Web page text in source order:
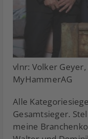
vlnr: Volker
MyHammerAG
Alle
Gesamtsieger.
meine